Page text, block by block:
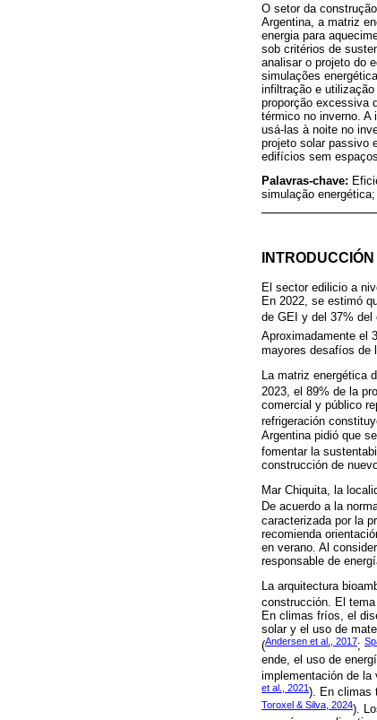
O setor da
Argentina, a matriz
energia para
sob critérios de
analisar o projeto do
simulações
infiltração e
proporção excessiva
térmico no inverno. A
usá-las à noite no
projeto solar passivo
edifícios sem
Palavras-chave:
simulação
INTRODUCCIÓN
El sector edilicio a
En 2022, se estimó
de GEI y del 37%
Aproximadamente el
mayores desafíos de
La matriz energética
2023, el 89% de la
comercial y público
refrigeración
Argentina pidió que
fomentar la
construcción de
Mar Chiquita, la
De acuerdo a la
caracterizada por la
recomienda
en verano. Al
responsable de
La arquitectura
construcción. El
En climas fríos, el
solar y el uso de
(Andersen et al., 2017;
ende, el uso de
implementación de la
et al., 2021). En climas
Toroxel & Silva, 2024).